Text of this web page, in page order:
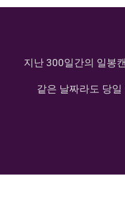
지난 300일간의 일봉
같은 날짜라도 당